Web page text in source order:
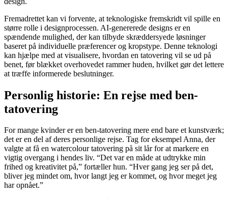
Fremadrettet kan vi forvente, at teknologiske fremskridt vil spille en
større rolle i designprocessen. AI-genererede designs er en
spændende mulighed, der kan tilbyde skræddersyede løsninger
baseret på individuelle præferencer og kropstype. Denne teknologi
kan hjælpe med at visualisere, hvordan en tatovering vil se ud på
benet, før blækket overhovedet rammer huden, hvilket gør det lettere
at træffe informerede beslutninger.
Personlig historie: En rejse med ben-
tatovering
For mange kvinder er en ben-tatovering mere end bare et kunstværk;
det er en del af deres personlige rejse. Tag for eksempel Anna, der
valgte at få en watercolour tatovering på sit lår for at markere en
vigtig overgang i hendes liv. “Det var en måde at udtrykke min
frihed og kreativitet på,” fortæller hun. “Hver gang jeg ser på det,
bliver jeg mindet om, hvor langt jeg er kommet, og hvor meget jeg
har opnået.”